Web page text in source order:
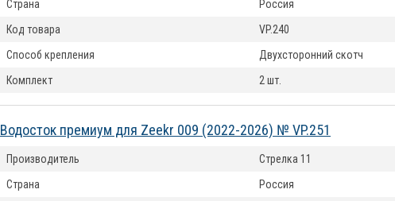
Страна
Россия
Код товара
VP.240
Способ крепления
Двухсторонний скотч
Комплект
2 шт.
Водосток премиум для Zeekr 009 (2022-2026) № VP.251
Производитель
Стрелка 11
Страна
Россия